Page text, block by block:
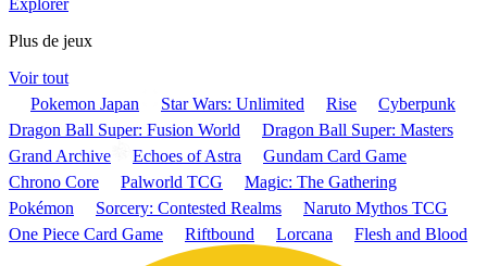
Plus de jeux
Voir tout
Pokemon Japan
Star Wars: Unlimited Rise
Cyberpunk
Dragon Ball Super: Fusion World
Dragon Ball Super: Masters
Grand Archive
Echoes of Astra
Gundam Card Game
Chrono Core
Palworld TCG
Magic: The Gathering
Pokémon
Sorcery: Contested Realms
Naruto Mythos TCG
One Piece Card Game
Riftbound Lorcana Flesh and Blood